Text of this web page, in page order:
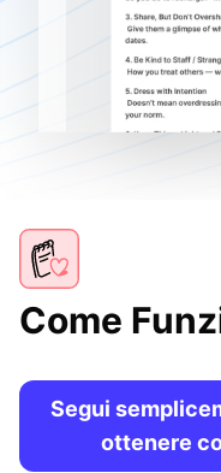
Come
Segui
ottenere